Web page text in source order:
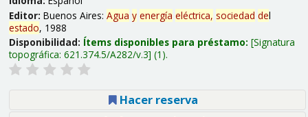
Editor: Buenos Aires: Agua y energía eléctrica, sociedad del
estado, 1988
Disponibilidad: Ítems disponibles para préstamo: Signatura
topográfica: 621.374.5/A282/v.3 (1).
Hacer reserva